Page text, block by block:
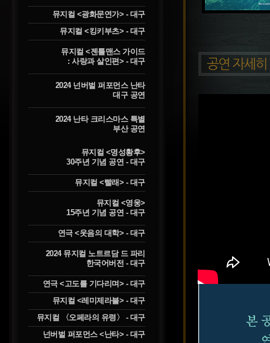
뮤지컬 <광화문연가> - 대구
뮤지컬 <킹키부츠> - 대구
뮤지컬 <젠틀맨스 가이드
: 사랑과 살인편> - 대구
2024 넌버벌 퍼포먼스 난타
대구 공연
2024 난타 크리스마스 특별
부산 공연
뮤지컬 <명성황후>
30주년 기념 공연 - 대구
뮤지컬 <빨래> - 대구
뮤지컬 <영웅>
15주년 기념 공연 - 대구
연극 <웃음의 대학> - 대구
2024 뮤지컬 노트르담 드 파리
한국어버전 - 대구
연극 <고도를 기다리며> - 대구
뮤지컬 <레미제라블> - 대구
뮤지컬 〈오페라의 유령〉 - 대구
넌버벌 퍼포먼스 <난타> - 대구